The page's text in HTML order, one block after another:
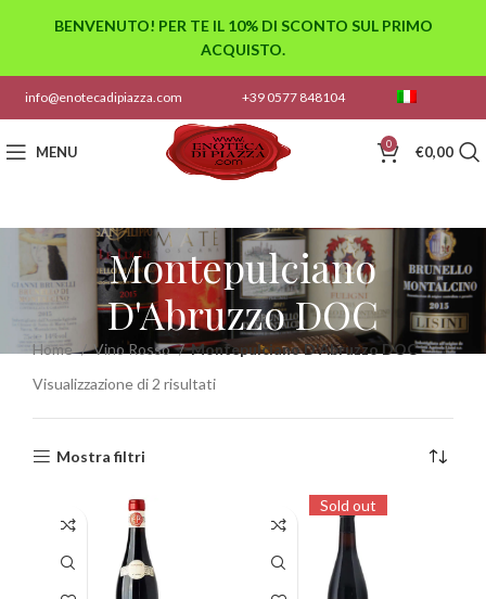
info@enotecadipiazza.com +39 0577 848104
MENU 0 €0,00
Montepulciano
D'Abruzzo DOC
Home Vino Rosso
Montepulciano D'Abruzzo DOC
Visualizzazione di 2 risultati
Mostra filtri
Sold out
BENVENUTO! PER TE IL 10% DI SCONTO SUL PRIMO
ACQUISTO.